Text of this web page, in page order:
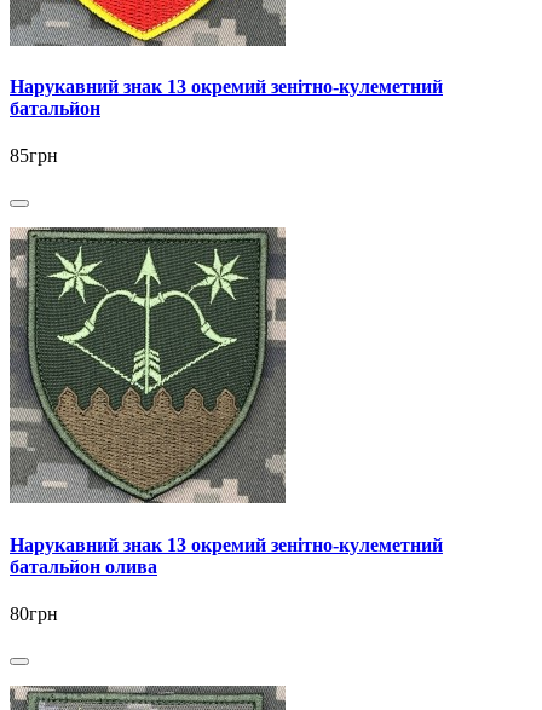
Нарукавний знак 13 окремий зенітно-кулеметний
батальйон
85грн
Нарукавний знак 13 окремий зенітно-кулеметний
батальйон олива
80грн